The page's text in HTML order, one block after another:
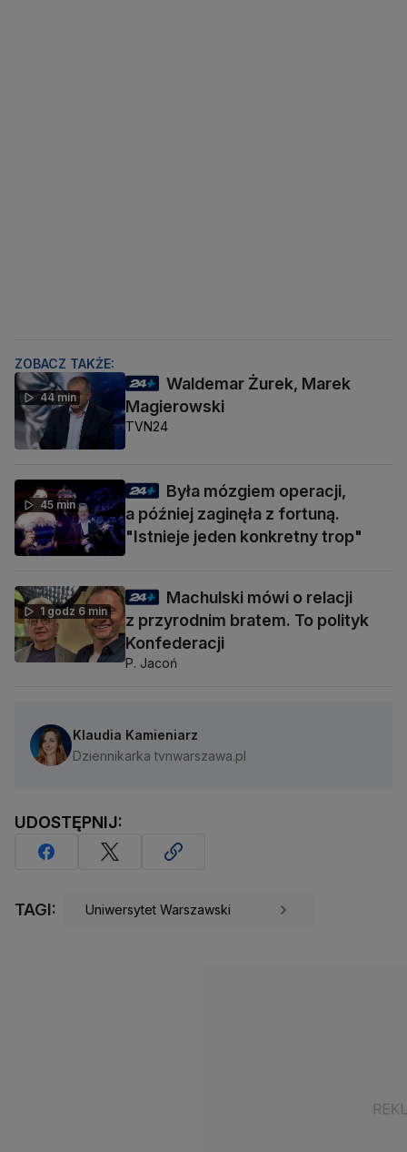
ZOBACZ TAKŻE:
44 min
Waldemar Żurek, Marek
Magierowski
TVN24
45 min
Była mózgiem operacji,
a później zaginęła z fortuną.
"Istnieje jeden konkretny trop"
1 godz 6 min
Machulski mówi o relacji
z przyrodnim bratem. To polityk
Konfederacji
P. Jacoń
Klaudia Kamieniarz
Dziennikarka tvnwarszawa.pl
UDOSTĘPNIJ:
TAGI: Uniwersytet Warszawski